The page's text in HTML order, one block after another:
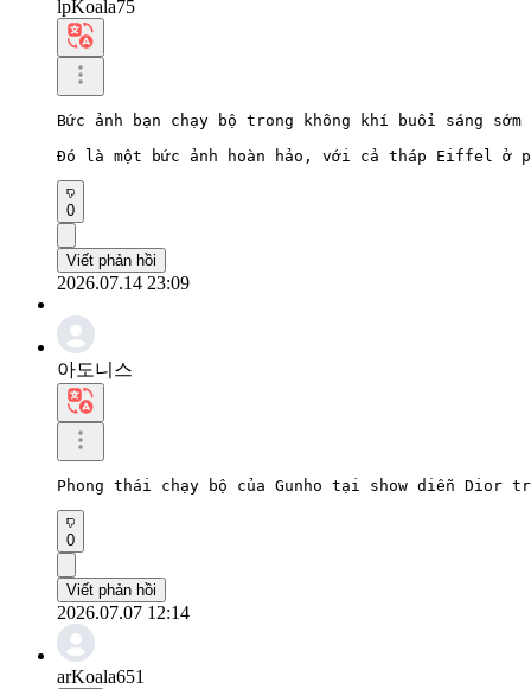
lpKoala75
Bức ảnh bạn chạy bộ trong không khí buổi sáng
Đó là một bức ảnh hoàn hảo, với cả tháp Eiffel ở
0
Viết phản hồi
2026.07.14 23:09
아도니스
Phong thái chạy bộ của Gunho tại show diễn
0
Viết phản hồi
2026.07.07 12:14
arKoala651